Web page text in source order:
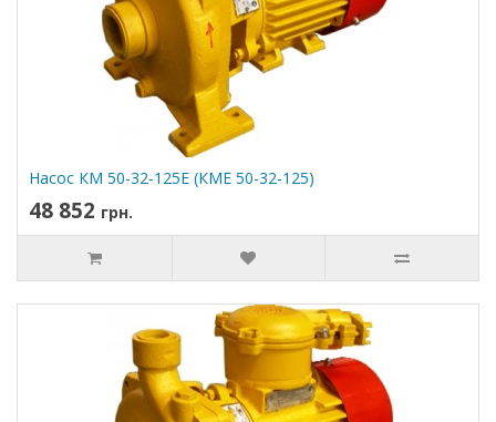
Насос КМ 50-32-125Е (КМЕ 50-32-125)
48 852 грн.